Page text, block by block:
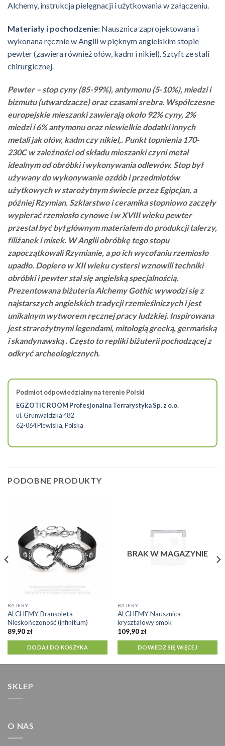
Alchemy, instrukcja pielęgnacji i użytkowania w załączeniu.
Materiały i pochodzenie: Nausznica zaprojektowana i
wykonana ręcznie w Anglii w pięknym angielskim stopie
pewter (zawiera również ołów, kadm i nikiel). Sztyft ze stali
chirurgicznej.
Pewter – stop cyny (85-99%), antymonu (5-10%), miedzi i
bizmutu (utwardzacze) oraz czasami srebra. Współczesne
europejskie mieszanki zawierają około 92% cyny, 2%
miedzi i 6% antymonu oraz niewielkie dodatki innych
metali jak ołów, kadm czy nikiel,. Punkt topnienia 170-
230C w zależności od składu mieszanki czyni metal
idealnym od obróbki i wykonywania odlewów. Stop był
używany do wykonywanie ozdób i przedmiotów
użytkowych w starożytnym świecie przez Egipcjan, a
później Rzymian. Szklarstwo i ceramika stopniowo zaczęły
wypierać rzemiosło cynowe i w XVIII wieku pewter
przestał być był głównym materiałem do produkcji talerzy,
filiżanek i misek. W Anglii obróbkę tego stopu
zapoczątkowali Rzymianie, a po ich wycofaniu rzemiosło
upadło. Dopiero w XII wieku cystersi wznowili techniki
obróbki i pewter stal się angielską specjalnością.
Prezentowana biżuteria Alchemy Gothic wywodzi się z
najstarszych angielskich tradycji rzemieślniczych i jest
unikalnym wytworem ręcznej pracy ludzkiej. Inspirowana
jest strarożytnymi legendami, mitologią grecką, germańską
i skandynawską . Często to repliki biżuterii pochodzącej z
odkryć archeologicznych.
Podmiot odpowiedzialny na terenie Polski
EGZOTIC ROOM Profesjonalna Terrarystyka Sp. z o.o.
ul. Grunwaldzka 482
62-064 Plewiska, Polska
PODOBNE PRODUKTY
BAJERY
ALCHEMY Bransoleta
Nieskończoność (infinitum)
89,90 zł
DODAJ DO KOSZYKA
BRAK W MAGAZYNIE
BAJERY
ALCHEMY Nausznica
kryształowy smok
109,90 zł
DOWIEDZ SIĘ WIĘCEJ
SKLEP
O NAS